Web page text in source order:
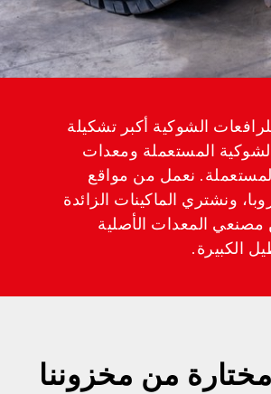
الشوكية أكبر تشكيلة
المستعملة ومعدات
المستعملة. نعمل من مواقع
ونشتري الماكينات الزائدة
المعدات الأصلية
الكبيرة.
من مخزوننا